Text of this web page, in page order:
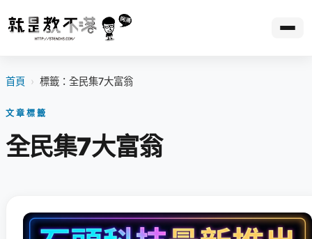
首頁 › 標籤：全民集7大富翁
文章標籤
全民集7大富翁